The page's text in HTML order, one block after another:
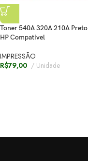
Toner 540A 320A 210A
HP Compatível
IMPRESSÃO
R$79,00 Unidade